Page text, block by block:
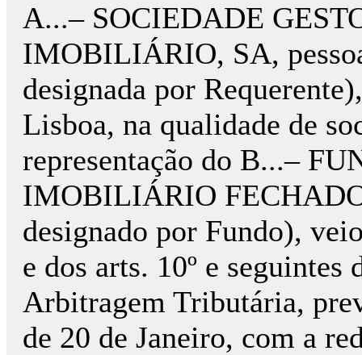
A...– SOCIEDADE
IMOBILIÁRIO, SA,
designada por
Lisboa, na qualidade de
representação do B...–
IMOBILIÁRIO
designado por Fundo),
e dos arts. 10º e
Arbitragem Tributária,
de 20 de Janeiro, com a